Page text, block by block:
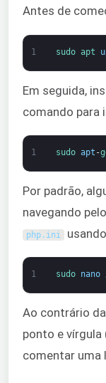
Antes de
1 sudo apt
Em seguida,
comando para
1 sudo apt -
Por padrão,
navegando
php. ini
1 sudo nano
Ao contrário
ponto e vírgula
comentar uma